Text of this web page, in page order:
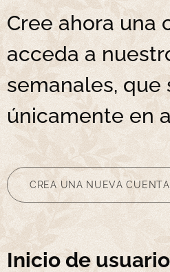
Cree ahora una
acceda a
semanales, que
únicamente en
CREA UNA NUEVA CUENTA
Inicio de usuario